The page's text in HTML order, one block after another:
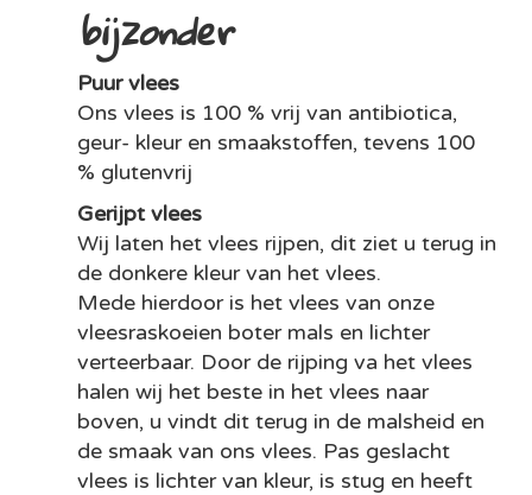
bijzonder
Puur vlees
Ons vlees is 100 % vrij van antibiotica,
geur- kleur en smaakstoffen, tevens 100
% glutenvrij
Gerijpt vlees
Wij laten het vlees rijpen, dit ziet u terug in
de donkere kleur van het vlees.
Mede hierdoor is het vlees van onze
vleesraskoeien boter mals en lichter
verteerbaar. Door de rijping va het vlees
halen wij het beste in het vlees naar
boven, u vindt dit terug in de malsheid en
de smaak van ons vlees. Pas geslacht
vlees is lichter van kleur, is stug en heeft